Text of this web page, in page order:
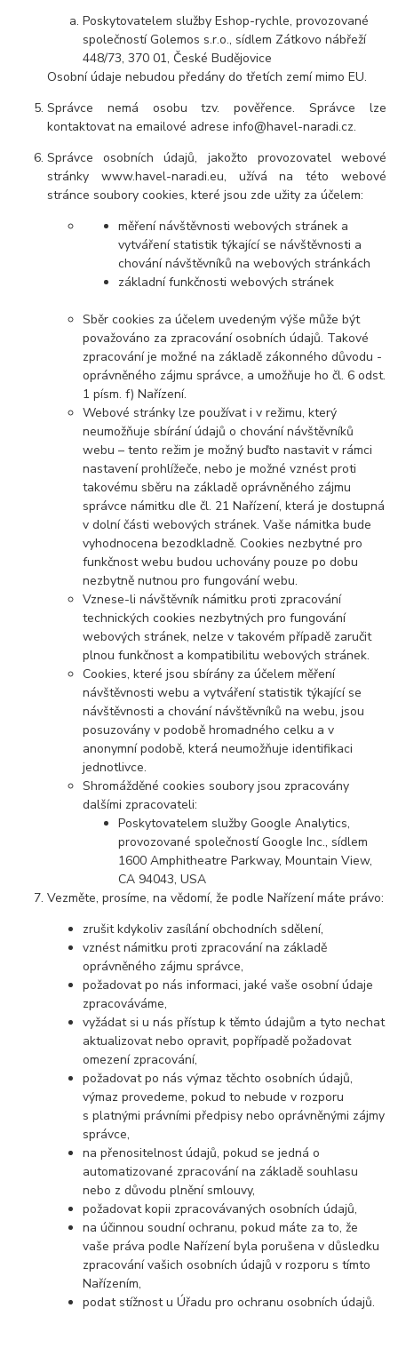
Poskytovatelem služby Eshop-rychle, provozované
společností Golemos s.r.o., sídlem Zátkovo nábřeží
448/73, 370 01, České Budějovice
Osobní údaje nebudou předány do třetích zemí mimo EU.
Správce nemá osobu tzv. pověřence. Správce lze
kontaktovat na emailové adrese info@havel-naradi.cz.
Správce osobních údajů, jakožto provozovatel webové
stránky www.havel-naradi.eu, užívá na této webové
stránce soubory cookies, které jsou zde užity za účelem:
měření návštěvnosti webových stránek a
vytváření statistik týkající se návštěvnosti a
chování návštěvníků na webových stránkách
základní funkčnosti webových stránek
Sběr cookies za účelem uvedeným výše může být
považováno za zpracování osobních údajů. Takové
zpracování je možné na základě zákonného důvodu -
oprávněného zájmu správce, a umožňuje ho čl. 6 odst.
1 písm. f) Nařízení.
Webové stránky lze používat i v režimu, který
neumožňuje sbírání údajů o chování návštěvníků
webu – tento režim je možný buďto nastavit v rámci
nastavení prohlížeče, nebo je možné vznést proti
takovému sběru na základě oprávněného zájmu
správce námitku dle čl. 21 Nařízení, která je dostupná
v dolní části webových stránek. Vaše námitka bude
vyhodnocena bezodkladně. Cookies nezbytné pro
funkčnost webu budou uchovány pouze po dobu
nezbytně nutnou pro fungování webu.
Vznese-li návštěvník námitku proti zpracování
technických cookies nezbytných pro fungování
webových stránek, nelze v takovém případě zaručit
plnou funkčnost a kompatibilitu webových stránek.
Cookies, které jsou sbírány za účelem měření
návštěvnosti webu a vytváření statistik týkající se
návštěvnosti a chování návštěvníků na webu, jsou
posuzovány v podobě hromadného celku a v
anonymní podobě, která neumožňuje identifikaci
jednotlivce.
Shromážděné cookies soubory jsou zpracovány
dalšími zpracovateli:
Poskytovatelem služby Google Analytics,
provozované společností Google Inc., sídlem
1600 Amphitheatre Parkway, Mountain View,
CA 94043, USA
Vezměte, prosíme, na vědomí, že podle Nařízení máte právo:
zrušit kdykoliv zasílání obchodních sdělení,
vznést námitku proti zpracování na základě
oprávněného zájmu správce,
požadovat po nás informaci, jaké vaše osobní údaje
zpracováváme,
vyžádat si u nás přístup k těmto údajům a tyto nechat
aktualizovat nebo opravit, popřípadě požadovat
omezení zpracování,
požadovat po nás výmaz těchto osobních údajů,
výmaz provedeme, pokud to nebude v rozporu
s platnými právními předpisy nebo oprávněnými zájmy
správce,
na přenositelnost údajů, pokud se jedná o
automatizované zpracování na základě souhlasu
nebo z důvodu plnění smlouvy,
požadovat kopii zpracovávaných osobních údajů,
na účinnou soudní ochranu, pokud máte za to, že
vaše práva podle Nařízení byla porušena v důsledku
zpracování vašich osobních údajů v rozporu s tímto
Nařízením,
podat stížnost u Úřadu pro ochranu osobních údajů.